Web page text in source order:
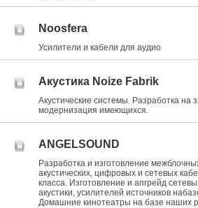
Noosfera
Усилители и кабели для аудио
Акустика Noize Fabrik
Акустические системы. Разработка на
модернизация имеющихся.
ANGELSOUND
Разработка и изготовление
акустических, цифровых и сетевых
класса. Изготовление и апгрейд
акустики, усилителей источников
Домашние кинотеатры на базе наших